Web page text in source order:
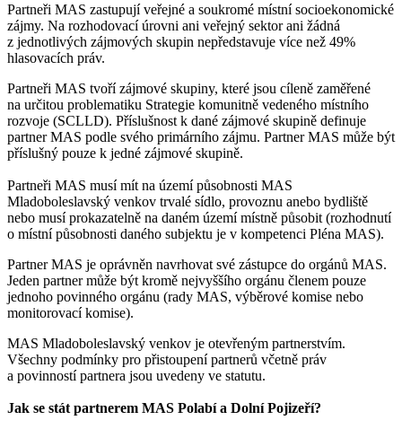
Partneři MAS zastupují veřejné a soukromé místní socioekonomické
zájmy. Na rozhodovací úrovni ani veřejný sektor ani žádná
z jednotlivých zájmových skupin nepředstavuje více než 49%
hlasovacích práv.
Partneři MAS tvoří zájmové skupiny, které jsou cíleně zaměřené
na určitou problematiku Strategie komunitně vedeného místního
rozvoje (SCLLD). Příslušnost k dané zájmové skupině definuje
partner MAS podle svého primárního zájmu. Partner MAS může být
příslušný pouze k jedné zájmové skupině.
Partneři MAS musí mít na území působnosti MAS
Mladoboleslavský venkov trvalé sídlo, provoznu anebo bydliště
nebo musí prokazatelně na daném území místně působit (rozhodnutí
o místní působnosti daného subjektu je v kompetenci Pléna MAS).
Partner MAS je oprávněn navrhovat své zástupce do orgánů MAS.
Jeden partner může být kromě nejvyššího orgánu členem pouze
jednoho povinného orgánu (rady MAS, výběrové komise nebo
monitorovací komise).
MAS Mladoboleslavský venkov je otevřeným partnerstvím.
Všechny podmínky pro přistoupení partnerů včetně práv
a povinností partnera jsou uvedeny ve statutu.
Jak se stát partnerem MAS Polabí a Dolní Pojizeří?